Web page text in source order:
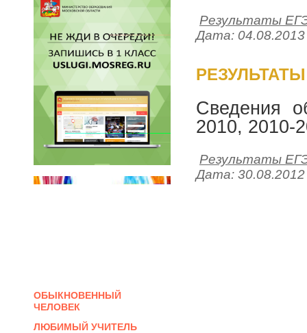
ОБЫКНОВЕННЫЙ
ЧЕЛОВЕК
ЛЮБИМЫЙ УЧИТЕЛЬ
Результаты
Дата: 04.08.2013
РЕЗУЛЬТАТЫ
Сведения
2010, 2010-
Результаты
Дата: 30.08.2012